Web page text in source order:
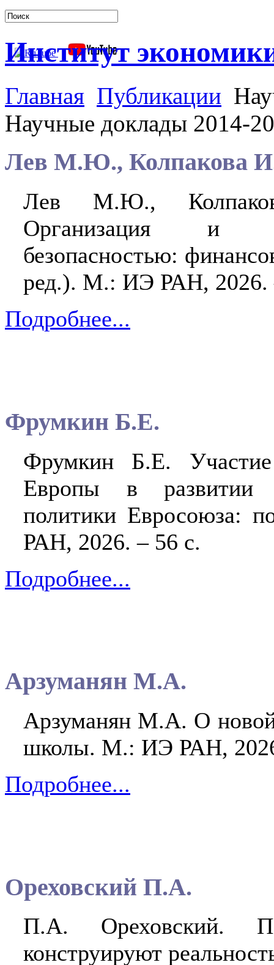
Институт
Главная Публикации
Научные доклады 2014-
Лев М.Ю., Колпакова
Лев М.Ю.,
Организация и
безопасностью:
ред.). М.: ИЭ РАН, 2026.
Подробнее...
Фрумкин Б.Е.
Фрумкин Б.Е. Участие
Европы в развитии
политики Евросоюза:
РАН, 2026. – 56 с.
Подробнее...
Арзуманян М.А.
Арзуманян М.А. О
школы. М.: ИЭ РАН,
Подробнее...
Ореховский П.А.
П.А. Ореховский.
конструируют